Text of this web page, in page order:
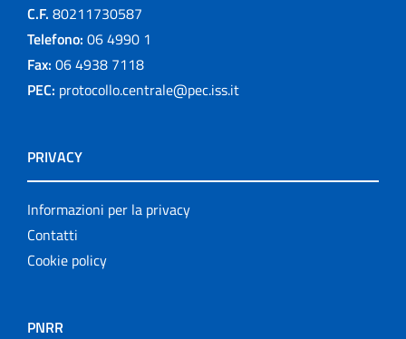
C.F. 80211730587
Telefono: 06 4990 1
Fax: 06 4938 7118
PEC: protocollo.centrale@pec.iss.it
PRIVACY
Informazioni per la privacy
Contatti
Cookie policy
PNRR